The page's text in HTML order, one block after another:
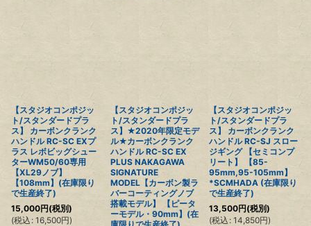
【スタジオコンポジッ
ト/スタンダードプラ
ス】 カーボンクランク
ハンドル RC-SC EXプ
ラス レボビッグシュー
ターWM50/60専用
【XL29ノブ】
【108mm】(在庫限り
で生産終了)
15,000円(税別)
(税込 : 16,500円)
【スタジオコンポジッ
ト/スタンダードプラ
ス】★2020年限定モデ
ル★カーボンクランク
ハンドル RC-SC EX
PLUS NAKAGAWA
SIGNATURE
MODEL【カーボン製ラ
バーコーティングノブ
搭載モデル】 【ピータ
ーモデル・90mm】(在
【スタジオコンポジッ
ト/スタンダードプラ
ス】 カーボンクランク
ハンドル RC-SJ スロー
ジギング 【セミコンプ
リート】 【85-
95mm,95-105mm】
*SCMHADA (在庫限り
で生産終了)
13,500円(税別)
(税込 : 14,850円)